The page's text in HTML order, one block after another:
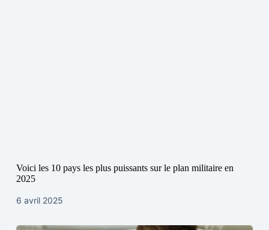
Voici les 10 pays les plus puissants sur le plan militaire en
2025
6 avril 2025